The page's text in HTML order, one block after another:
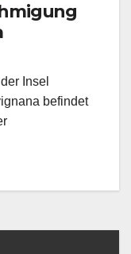
Insel
befindet